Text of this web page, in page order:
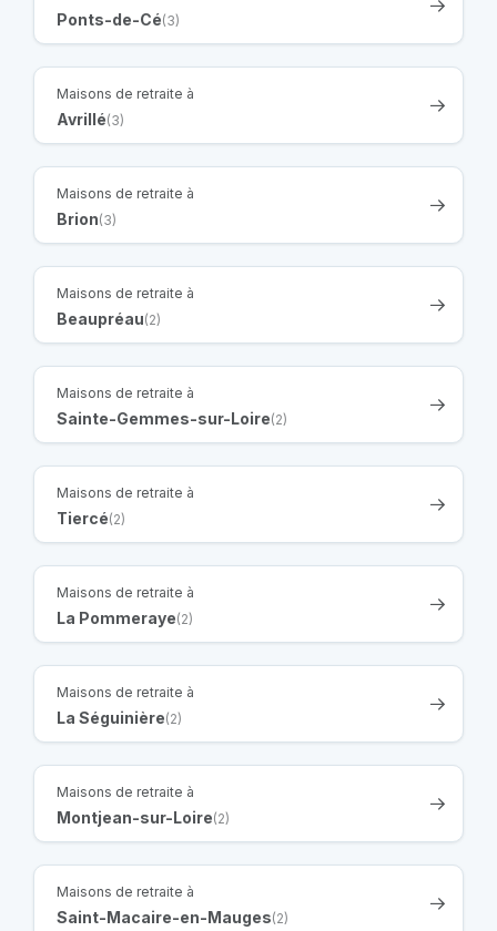
Ponts-de-Cé(3)
Maisons de retraite à
Avrillé(3)
Maisons de retraite à
Brion(3)
Maisons de retraite à
Beaupréau(2)
Maisons de retraite à
Sainte-Gemmes-sur-Loire(2)
Maisons de retraite à
Tiercé(2)
Maisons de retraite à
La Pommeraye(2)
Maisons de retraite à
La Séguinière(2)
Maisons de retraite à
Montjean-sur-Loire(2)
Maisons de retraite à
Saint-Macaire-en-Mauges(2)